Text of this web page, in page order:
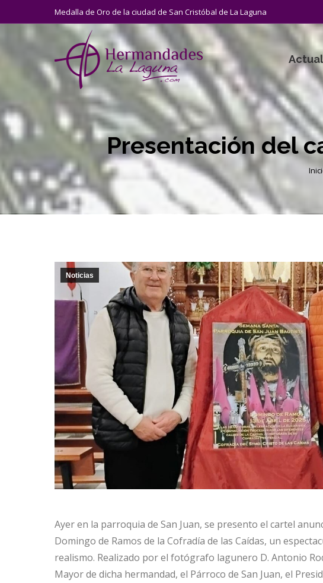
Medalla de Oro de la ciudad de San Cristóbal de La Laguna
Presentación del
Noticias
Ayer en la parroquia de San Juan, se presento el cartel
Domingo de Ramos de la Cofradía de las Caídas, un
realismo. Realizado por el fotógrafo lagunero D. Antonio
Mayor de dicha hermandad, el Párroco de San Juan, el